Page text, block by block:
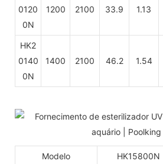
0120
0N
1200 2100 33.9 1.13
HK2
0140
0N
1400 2100 46.2 1.54
Modelo HK15800N